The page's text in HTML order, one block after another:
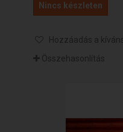
Nincs készleten
Hozzáadás a
Összehasonlítás